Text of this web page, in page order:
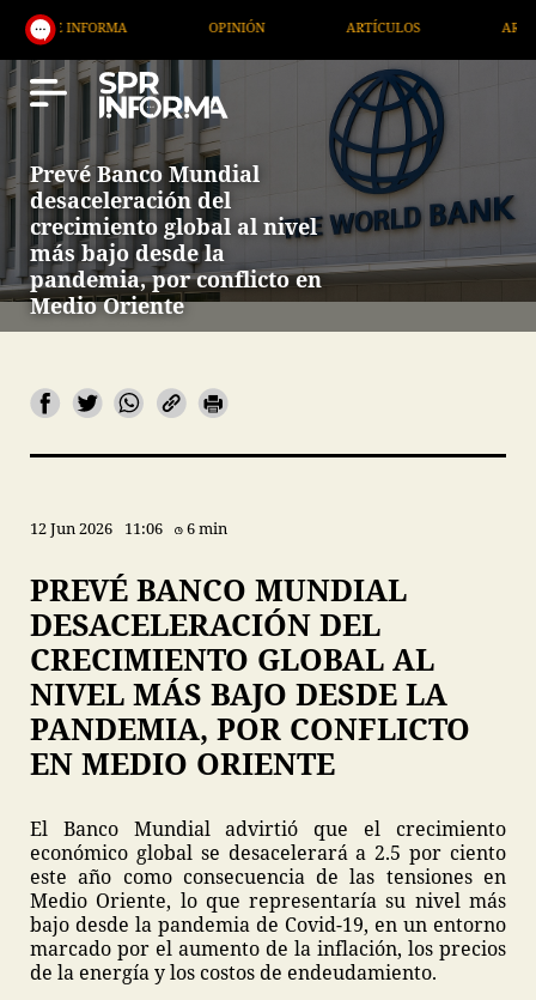
OPINIÓN ARTÍCULOS ARTE /
Prevé Banco Mundial
desaceleración del
crecimiento global al nivel
más bajo desde la
pandemia, por conflicto en
Medio Oriente
12 Jun 2026 11:06 6 min
PREVÉ BANCO MUNDIAL
DESACELERACIÓN DEL
CRECIMIENTO GLOBAL AL
NIVEL MÁS BAJO DESDE LA
PANDEMIA, POR CONFLICTO
EN MEDIO ORIENTE
El Banco Mundial advirtió que el crecimiento
económico global se desacelerará a 2.5 por ciento
este año como consecuencia de las tensiones en
Medio Oriente, lo que representaría su nivel más
bajo desde la pandemia de Covid-19, en un entorno
marcado por el aumento de la inflación, los precios
de la energía y los costos de endeudamiento.